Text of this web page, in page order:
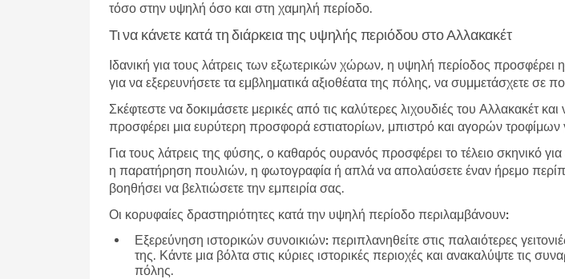
τόσο στην υψηλή όσο και στη χαμηλή περίοδο.
Τι να κάνετε κατά τη διάρκεια της υψηλής περιόδου στο Αλλακακέτ
Ιδανική για τους λάτρεις των εξωτερικών χώρων, η υψηλή περίοδος προσφέρει
για να εξερευνήσετε τα εμβληματικά αξιοθέατα της πόλης, να συμμετάσχετε σε
Σκέφτεστε να δοκιμάσετε μερικές από τις καλύτερες λιχουδιές του Αλλακακέτ
προσφέρει μια ευρύτερη προσφορά εστιατορίων, μπιστρό και αγορών τροφίμων
Για τους λάτρεις της φύσης, ο καθαρός ουρανός προσφέρει το τέλειο σκηνικό
η παρατήρηση πουλιών, η φωτογραφία ή απλά να απολαύσετε έναν ήρεμο
βοηθήσει να βελτιώσετε την εμπειρία σας.
Οι κορυφαίες δραστηριότητες κατά την υψηλή περίοδο περιλαμβάνουν:
Εξερεύνηση ιστορικών συνοικιών: περιπλανηθείτε στις παλαιότερες
της. Κάντε μια βόλτα στις κύριες ιστορικές περιοχές και ανακαλύψτε τις
πόλης.